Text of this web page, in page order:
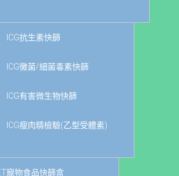
ICG抗生素快篩
ICG黴菌/細菌毒素快篩
ICG有害微生物快篩
ICG瘦肉精檢驗(乙型受體素)
寵物食品快篩盒